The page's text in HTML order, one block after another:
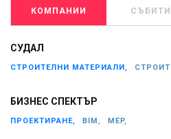
КОМПАНИИ
СУДАЛ
СТРОИТЕЛНИ МАТЕРИАЛИ,
БИЗНЕС СПЕКТЪР
ПРОЕКТИРАНЕ, BIM, MEP,